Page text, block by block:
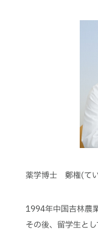
薬学博士 鄭権(て
1994年中国吉林農
その後、留学生とし